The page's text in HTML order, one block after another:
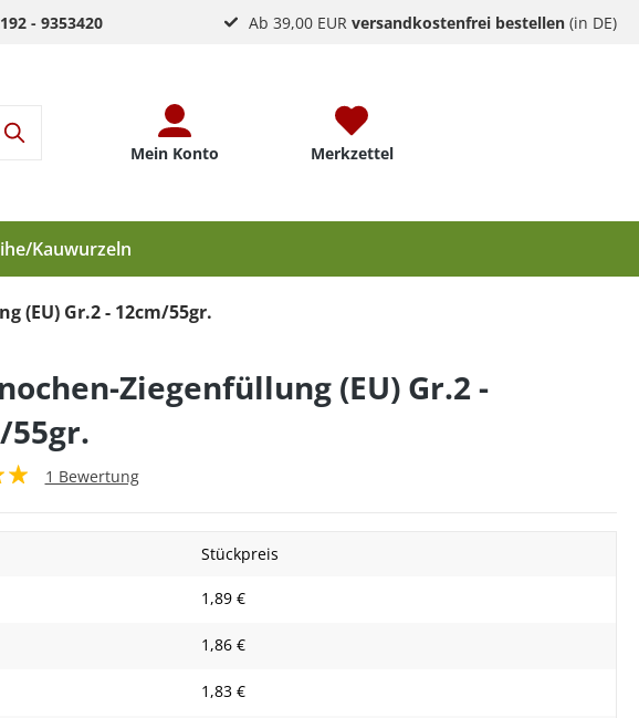
- 9353420 Ab 39,00 EURversandkostenfrei bestellen (in DE)
Mein Konto Merkzettel
Kauwurzeln
(EU) Gr.2 - 12cm/55gr.
Ziegenfüllung (EU) Gr.2 -
55gr.
1 Bewertung
Stückpreis
1,89 €
1,86 €
1,83 €